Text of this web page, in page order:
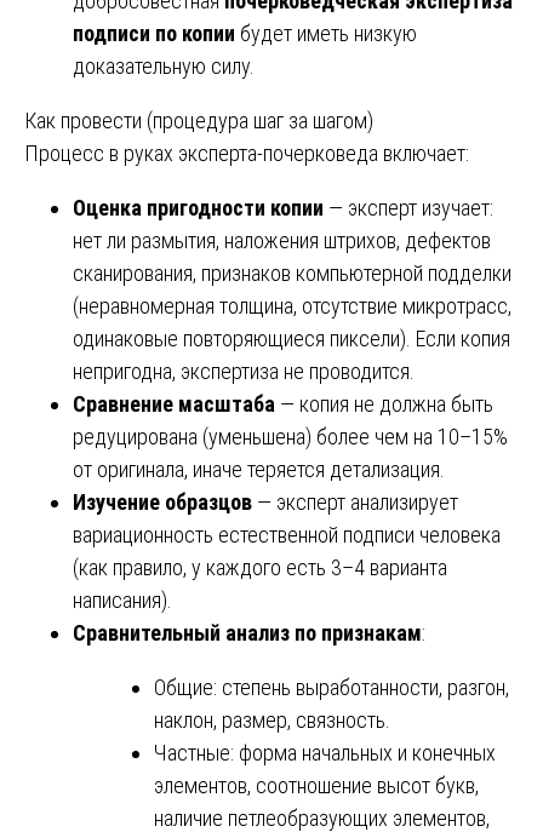
подписи по копии будет иметь низкую
доказательную силу.
Как провести (процедура шаг за шагом)
Процесс в руках эксперта-почерковеда включает:
Оценка пригодности копии — эксперт изучает:
нет ли размытия, наложения штрихов, дефектов
сканирования, признаков компьютерной подделки
(неравномерная толщина, отсутствие микротрасс,
одинаковые повторяющиеся пиксели). Если копия
непригодна, экспертиза не проводится.
Сравнение масштаба — копия не должна быть
редуцирована (уменьшена) более чем на 10–15%
от оригинала, иначе теряется детализация.
Изучение образцов — эксперт анализирует
вариационность естественной подписи человека
(как правило, у каждого есть 3–4 варианта
написания).
Сравнительный анализ по признакам:
Общие: степень выработанности, разгон,
наклон, размер, связность.
Частные: форма начальных и конечных
элементов, соотношение высот букв,
наличие петлеобразующих элементов,